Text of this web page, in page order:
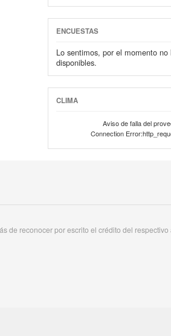
ENCUESTAS
Lo sentimos, por el momento no
disponibles.
CLIMA
Aviso de falla del
Connection
de reconocer por escrito el crédito del respectivo